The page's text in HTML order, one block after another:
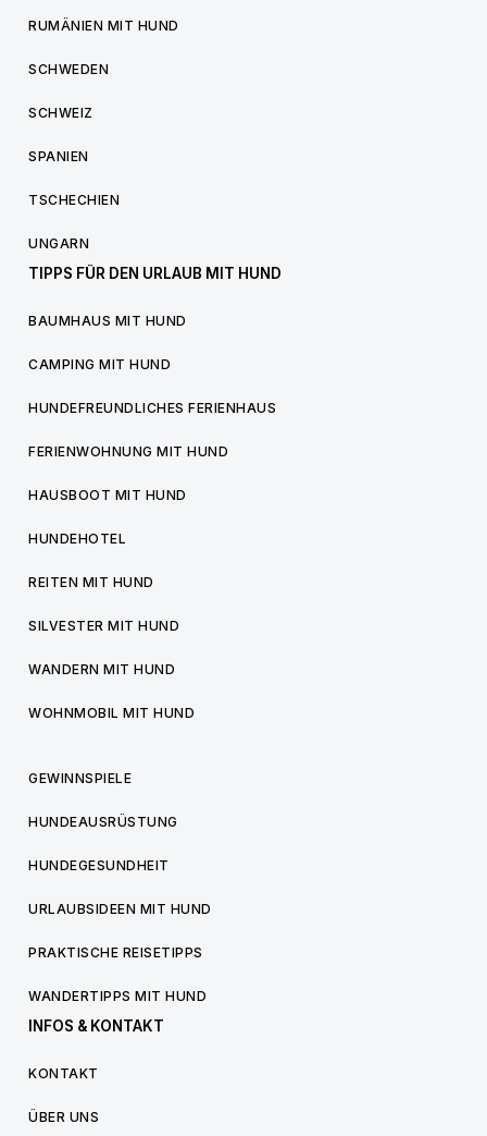
RUMÄNIEN MIT HUND
SCHWEDEN
SCHWEIZ
SPANIEN
TSCHECHIEN
UNGARN
TIPPS FÜR DEN URLAUB MIT HUND
BAUMHAUS MIT HUND
CAMPING MIT HUND
HUNDEFREUNDLICHES FERIENHAUS
FERIENWOHNUNG MIT HUND
HAUSBOOT MIT HUND
HUNDEHOTEL
REITEN MIT HUND
SILVESTER MIT HUND
WANDERN MIT HUND
WOHNMOBIL MIT HUND
GEWINNSPIELE
HUNDEAUSRÜSTUNG
HUNDEGESUNDHEIT
URLAUBSIDEEN MIT HUND
PRAKTISCHE REISETIPPS
WANDERTIPPS MIT HUND
INFOS & KONTAKT
KONTAKT
ÜBER UNS